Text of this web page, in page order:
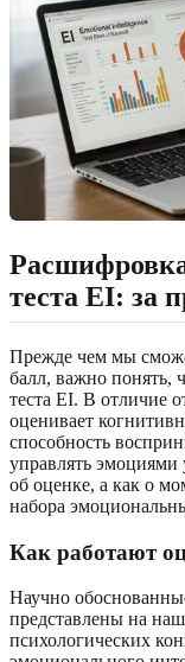
Расшифровка
теста EI: за
Прежде чем мы
балл, важно понять,
теста EI. В отличие
оценивает
способность
управлять эмоциями
об оценке, а как о
набора
Как работают
Научно
представлены на
психологических